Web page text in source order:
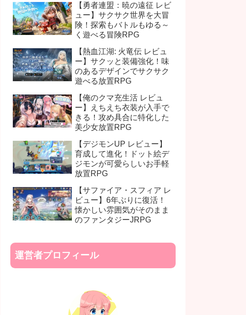
【勇者連盟：暁の遠征 レビ
ュー】サクサク世界を大冒
険！探索もバトルもゆる～
く遊べる冒険RPG
【熱血江湖: 火竜伝 レビュ
ー】サクッと装備強化！味
のあるデザインでサクサク
遊べる放置RPG
【俺のクマ充生活 レビュ
ー】えちえち衣装が入手で
きる！攻め具合に特化した
美少女放置RPG
【デジモンUP レビュー】
育成して進化！ドット絵デ
ジモンが可愛らしいお手軽
放置RPG
【サファイア・スフィア レ
ビュー】6年ぶりに復活！
懐かしい雰囲気がそのまま
のファンタジーJRPG
運営者プロフィール